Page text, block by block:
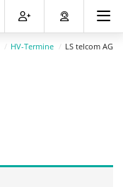
HV-Termine LS telcom AG